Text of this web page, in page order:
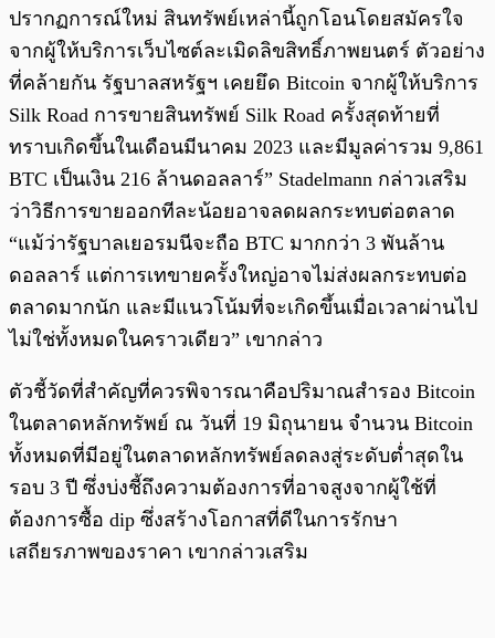
ปรากฏการณ์ใหม่ สินทรัพย์เหล่านี้ถูกโอนโดยสมัครใจ
จากผู้ให้บริการเว็บไซต์ละเมิดลิขสิทธิ์ภาพยนตร์ ตัวอย่าง
ที่คล้ายกัน รัฐบาลสหรัฐฯ เคยยึด Bitcoin จากผู้ให้บริการ
Silk Road การขายสินทรัพย์ Silk Road ครั้งสุดท้ายที่
ทราบเกิดขึ้นในเดือนมีนาคม 2023 และมีมูลค่ารวม 9,861
BTC เป็นเงิน 216 ล้านดอลลาร์” Stadelmann กล่าวเสริม
ว่าวิธีการขายออกทีละน้อยอาจลดผลกระทบต่อตลาด
“แม้ว่ารัฐบาลเยอรมนีจะถือ BTC มากกว่า 3 พันล้าน
ดอลลาร์ แต่การเทขายครั้งใหญ่อาจไม่ส่งผลกระทบต่อ
ตลาดมากนัก และมีแนวโน้มที่จะเกิดขึ้นเมื่อเวลาผ่านไป
ไม่ใช่ทั้งหมดในคราวเดียว” เขากล่าว
ตัวชี้วัดที่สำคัญที่ควรพิจารณาคือปริมาณสำรอง Bitcoin
ในตลาดหลักทรัพย์ ณ วันที่ 19 มิถุนายน จำนวน Bitcoin
ทั้งหมดที่มีอยู่ในตลาดหลักทรัพย์ลดลงสู่ระดับต่ำสุดใน
รอบ 3 ปี ซึ่งบ่งชี้ถึงความต้องการที่อาจสูงจากผู้ใช้ที่
ต้องการซื้อ dip ซึ่งสร้างโอกาสที่ดีในการรักษา
เสถียรภาพของราคา เขากล่าวเสริม